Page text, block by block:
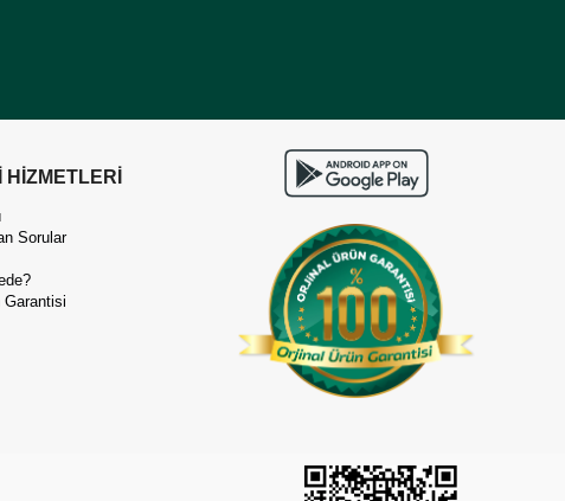
HİZMETLERİ
Sorular
Garantisi